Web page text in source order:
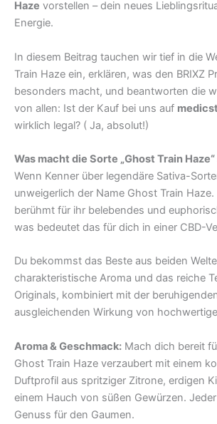
Haze vorstellen – dein neues
Energie.
In diesem Beitrag tauchen wir tief in die
Train Haze ein, erklären, was den BRIXZ
besonders macht, und beantworten die
von allen: Ist der Kauf bei uns auf
wirklich legal? ( Ja, absolut!)
Was macht die Sorte „Ghost Train
Wenn Kenner über legendäre Sativa-
unweigerlich der Name Ghost Train
berühmt für ihr belebendes und
was bedeutet das für dich in einer CBD-
Du bekommst das Beste aus beiden
charakteristische Aroma und das reiche
Originals, kombiniert mit der
ausgleichenden Wirkung von
Aroma & Geschmack: Mach dich bereit
Ghost Train Haze verzaubert mit einem
Duftprofil aus spritziger Zitrone, erdigen
einem Hauch von süßen Gewürzen.
Genuss für den Gaumen.